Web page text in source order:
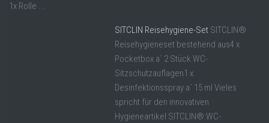
1x Rolle ...
SITCLIN Reisehygiene-Set SITCLIN®
Reisehygieneset bestehend aus4 x
Pocketbox a´ 2 Stück WC-
Sitzschutzauflagen1 x
Desinfektionsspray a´ 15 ml Vieles
spricht für den innovativen
Hygieneartikel SITCLIN®:WC-